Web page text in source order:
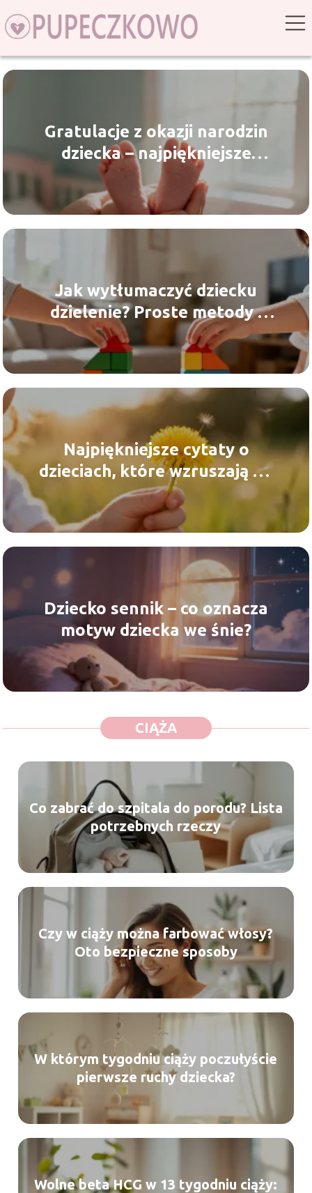
Gratulacje z okazji narodzin
dziecka – najpiękniejsze
życzenia
Jak wytłumaczyć dziecku
dzielenie? Proste metody i
przykłady
Najpiękniejsze cytaty o
dzieciach, które wzruszają do
łez
Dziecko sennik – co oznacza
motyw dziecka we śnie?
CIĄŻA
Co zabrać do szpitala do porodu? Lista
potrzebnych rzeczy
Czy w ciąży można farbować włosy?
Oto bezpieczne sposoby
W którym tygodniu ciąży poczułyście
pierwsze ruchy dziecka?
Wolne beta HCG w 13 tygodniu ciąży: